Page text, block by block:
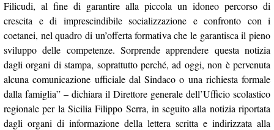
Filicudi, al fine di garantire alla piccola un idoneo percorso di
crescita e di imprescindibile socializzazione e confronto con i
coetanei, nel quadro di un’offerta formativa che le garantisca il pieno
sviluppo delle competenze. Sorprende apprendere questa notizia
dagli organi di stampa, soprattutto perché, ad oggi, non è pervenuta
alcuna comunicazione ufficiale dal Sindaco o una richiesta formale
dalla famiglia” – dichiara il Direttore generale dell’Ufficio scolastico
regionale per la Sicilia Filippo Serra, in seguito alla notizia riportata
dagli organi di informazione della lettera scritta e indirizzata alla